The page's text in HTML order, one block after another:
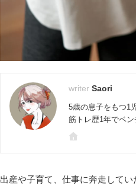
Saori
5歳の息子をもつ1
筋トレ歴1年でベ
出産や子育て、仕事に奔走して